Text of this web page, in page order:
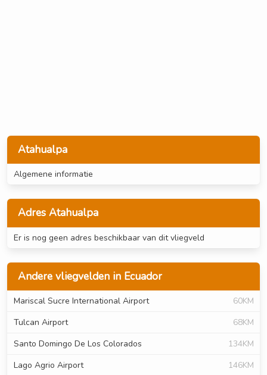
Atahualpa
Algemene informatie
Adres Atahualpa
Er is nog geen adres beschikbaar van dit vliegveld
Andere vliegvelden in Ecuador
Mariscal Sucre International Airport
60KM
Tulcan Airport
68KM
Santo Domingo De Los Colorados
134KM
Lago Agrio Airport
146KM